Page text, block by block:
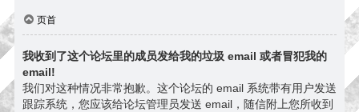
页首
我收到了这个论坛里的成员发给我的垃圾 email 或者冒犯我的
email!
我们对这种情况非常抱歉。这个论坛的 email 系统带有用户发送
跟踪系统，您应该给论坛管理员发送 email，随信附上您所收到